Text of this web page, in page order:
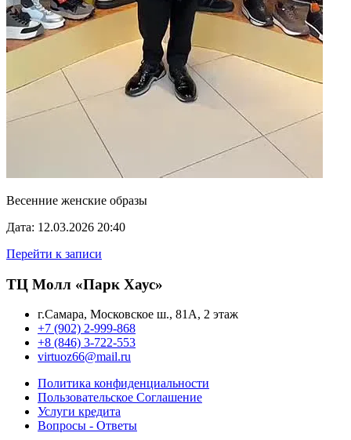
Весенние женские образы
Дата: 12.03.2026 20:40
Перейти к записи
ТЦ Молл «Парк Хаус»
г.Самара, Московское ш., 81А, 2 этаж
+7 (902) 2-999-868
+8 (846) 3-722-553
virtuoz66@mail.ru
Политика конфиденциальности
Пользовательское Cоглашение
Услуги кредита
Вопросы - Ответы